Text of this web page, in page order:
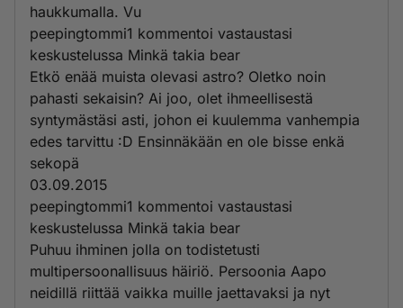
haukkumalla. Vu
peepingtommi1 kommentoi vastaustasi
keskustelussa Minkä takia bear
Etkö enää muista olevasi astro? Oletko noin
pahasti sekaisin? Ai joo, olet ihmeellisestä
syntymästäsi asti, johon ei kuulemma vanhempia
edes tarvittu :D Ensinnäkään en ole bisse enkä
sekopä
03.09.2015
peepingtommi1 kommentoi vastaustasi
keskustelussa Minkä takia bear
Puhuu ihminen jolla on todistetusti
multipersoonallisuus häiriö. Persoonia Aapo
neidillä riittää vaikka muille jaettavaksi ja nyt